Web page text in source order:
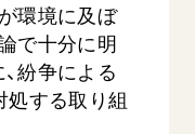
環境に及ぼ
で十分に明
紛争による
処する取り組